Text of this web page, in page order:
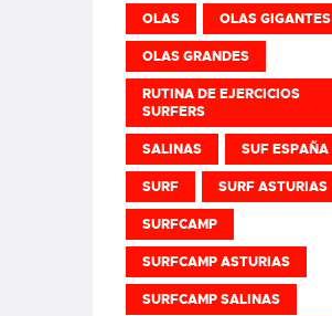
OLAS OLAS GIGANTES
OLAS GRANDES
RUTINA DE EJERCICIOS
SURFERS
SALINAS SUF ESPAÑA
SURF SURF ASTURIAS
SURFCAMP
SURFCAMP ASTURIAS
SURFCAMP SALINAS